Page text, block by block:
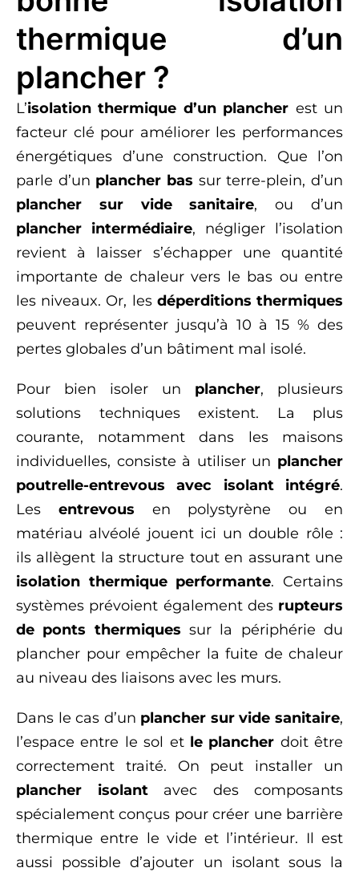
thermique d’un
plancher ?
L’isolation thermique d’un plancher est un
facteur clé pour améliorer les performances
énergétiques d’une construction. Que l’on
parle d’un plancher bas sur terre-plein, d’un
plancher sur vide sanitaire, ou d’un
plancher intermédiaire, négliger l’isolation
revient à laisser s’échapper une quantité
importante de chaleur vers le bas ou entre
les niveaux. Or, les déperditions thermiques
peuvent représenter jusqu’à 10 à 15 % des
pertes globales d’un bâtiment mal isolé.
Pour bien isoler un plancher, plusieurs
solutions techniques existent. La plus
courante, notamment dans les maisons
individuelles, consiste à utiliser un plancher
poutrelle-entrevous avec isolant intégré.
Les entrevous en polystyrène ou en
matériau alvéolé jouent ici un double rôle :
ils allègent la structure tout en assurant une
isolation thermique performante. Certains
systèmes prévoient également des rupteurs
de ponts thermiques sur la périphérie du
plancher pour empêcher la fuite de chaleur
au niveau des liaisons avec les murs.
Dans le cas d’un plancher sur vide sanitaire,
l’espace entre le sol et le plancher doit être
correctement traité. On peut installer un
plancher isolantavec des composants
spécialement conçus pour créer une barrière
thermique entre le vide et l’intérieur. Il est
aussi possible d’ajouter un isolant sous la